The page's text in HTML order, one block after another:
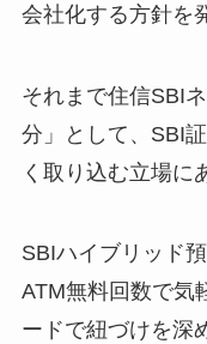
会社化する方針を
それまで住信SBI
分」として、SBI
く取り込む立場に
SBIハイブリッド
ATM無料回数で気
ードで紐づけを深